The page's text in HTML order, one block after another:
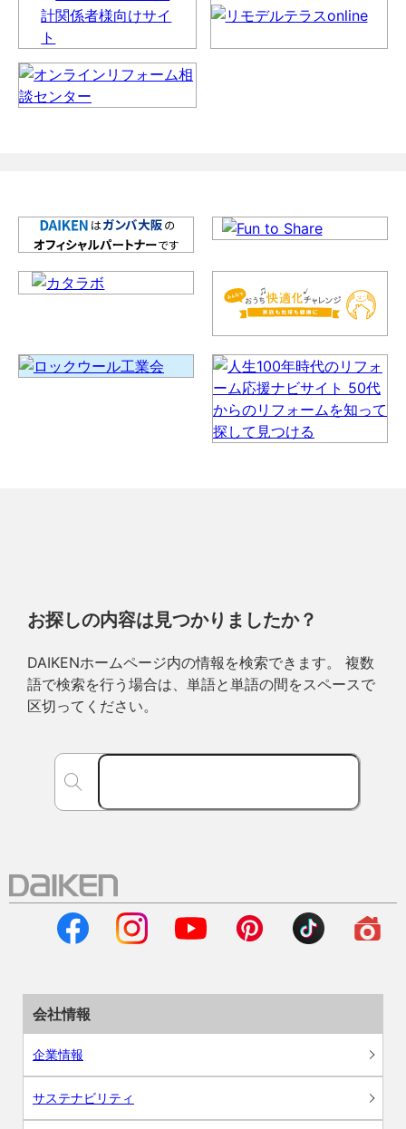
お探しの内容は見つかりましたか？
DAIKENホームページ内の情報を検索できます。 複数
語で検索を行う場合は、単語と単語の間をスペースで
区切ってください。
会社情報
企業情報
サステナビリティ